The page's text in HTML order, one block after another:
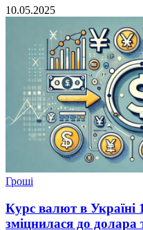
10.05.2025
Гроші
Курс валют в Україні
зміцнилася до долара